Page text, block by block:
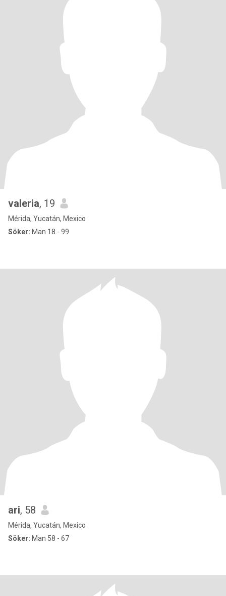
valeria, 19
Mérida, Yucatán, Mexico
Söker: Man 18 - 99
ari, 58
Mérida, Yucatán, Mexico
Söker: Man 58 - 67